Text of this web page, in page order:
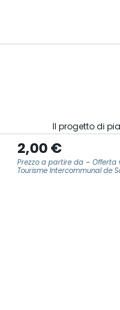
2,00 €
Prezzo a partire da – Offerta
Tourisme Intercommunal de
Il progetto di
commercializzazione
ed enoturistiche del
nell’ambito della